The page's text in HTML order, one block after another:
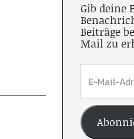
Gib deine
Beiträge
Mail zu